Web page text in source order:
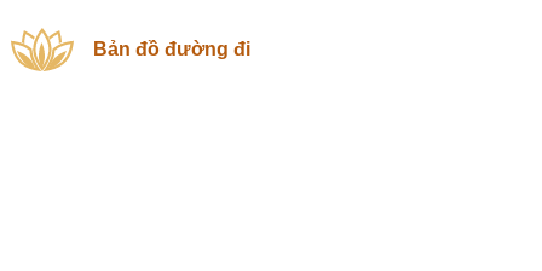
Bản đồ đường đi